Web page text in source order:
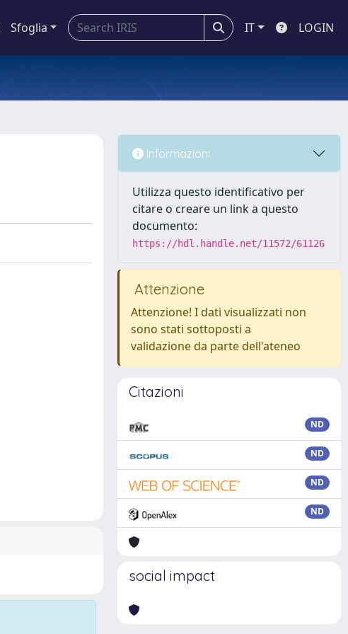
Sfoglia IT LOGIN
Informazioni
Utilizza questo identificativo per
citare o creare un link a questo
documento:
https://hdl.handle.net/11572/61126
Attenzione
Attenzione! I dati visualizzati non
sono stati sottoposti a
validazione da parte dell'ateneo
Citazioni
ND
ND
ND
ND
social impact